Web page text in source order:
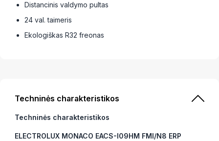
Distancinis valdymo pultas
24 val. taimeris
Ekologiškas R32 freonas
Techninės charakteristikos
Techninės charakteristikos
ELECTROLUX MONACO EACS-I09HM FMI/N8 ERP